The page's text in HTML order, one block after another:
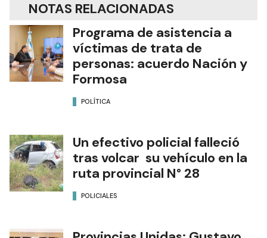
NOTAS RELACIONADAS
Programa de asistencia a
víctimas de trata de
personas: acuerdo Nación y
Formosa
POLÍTICA
Un efectivo policial falleció
tras volcar su vehículo en la
ruta provincial N° 28
POLICIALES